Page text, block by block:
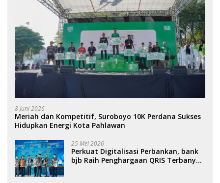
8 Juni 2026
Meriah dan Kompetitif, Suroboyo 10K Perdana Sukses
Hidupkan Energi Kota Pahlawan
25 Mei 2026
Perkuat Digitalisasi Perbankan, bank
bjb Raih Penghargaan QRIS Terbanyak